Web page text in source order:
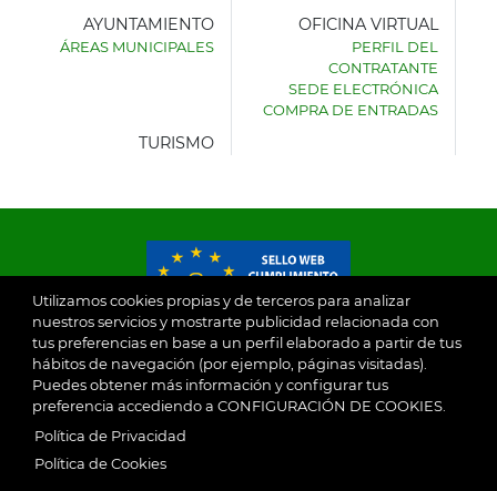
Utilizamos cookies propias y de terceros para analizar
nuestros servicios y mostrarte publicidad relacionada con
tus preferencias en base a un perfil elaborado a partir de tus
hábitos de navegación (por ejemplo, páginas visitadas).
Puedes obtener más información y configurar tus
preferencia accediendo a CONFIGURACIÓN DE COOKIES.
Política de Privacidad
Política de Cookies
AYUNTAMIENTO
AYUNTAMIENTO
ÁREAS MUNICIPALES
OFICINA VIRTUAL
PERFIL DEL
CONTRATANTE
SEDE ELECTRÓNICA
COMPRA DE ENTRADAS
TURISMO
© 2026
Ayuntamiento de Villaseca de la Sagra Aviso Legal